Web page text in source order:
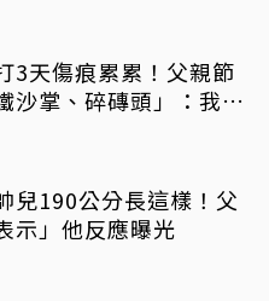
3天傷痕累累！父親節
沙掌、碎磚頭」：我身
兒190公分長這樣！父
示」他反應曝光